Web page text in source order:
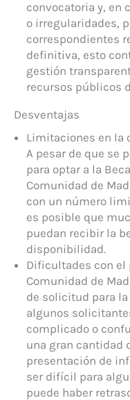
convocatoria y, en
o irregularidades,
correspondientes
definitiva, esto
gestión
recursos públicos
Desventajas
Limitaciones en la
A pesar de que se
para optar a la
Comunidad de
con un número
es posible que
puedan recibir la
disponibilidad.
Dificultades con el
Comunidad de
de solicitud para
algunos
complicado o
una gran cantidad
presentación de
ser difícil para
puede haber